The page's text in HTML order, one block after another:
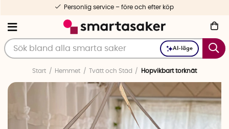
AI-läge
Personlig service – före och efter köp
Start Hemmet Tvätt och Städ Hopvikbart torknät